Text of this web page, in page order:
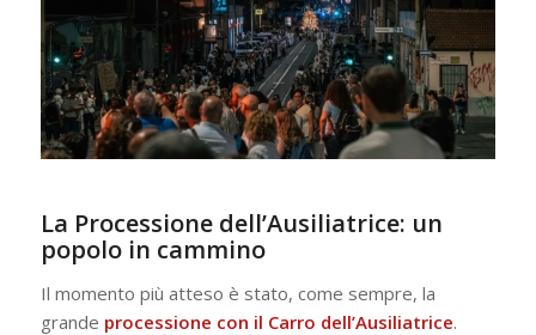
La Processione dell’Ausiliatrice: un
popolo in cammino
Il momento più atteso è stato, come sempre, la
grande processione con il Carro dell’Ausiliatrice.